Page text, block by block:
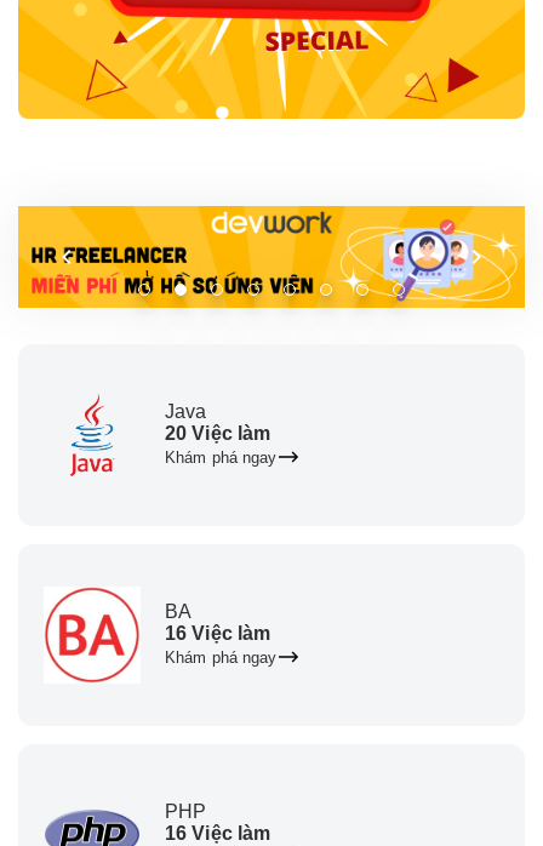
Java
20 Việc làm
Khám phá ngay
BA
16 Việc làm
Khám phá ngay
PHP
16 Việc làm